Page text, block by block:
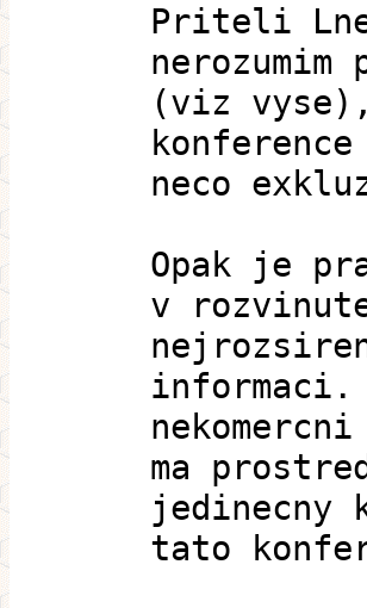
Priteli
(viz
neco
Opak je
v
informaci.
ma
jedinecny
tato